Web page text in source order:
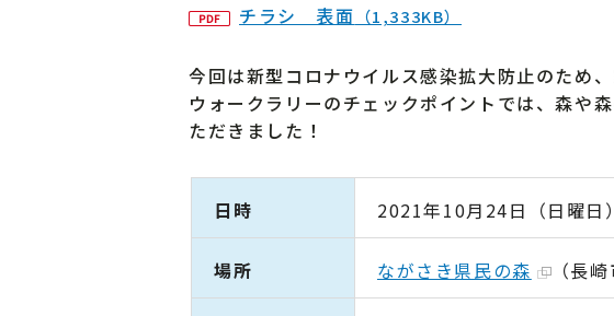
チラシ 表面 （1,333KB）
今回は新型コロナウイルス感染拡大防止のため
ウォークラリーのチェックポイントでは、森や
ただきました！
日時 2021年10月24日（日曜日
場所 ながさき県民の森 （長崎